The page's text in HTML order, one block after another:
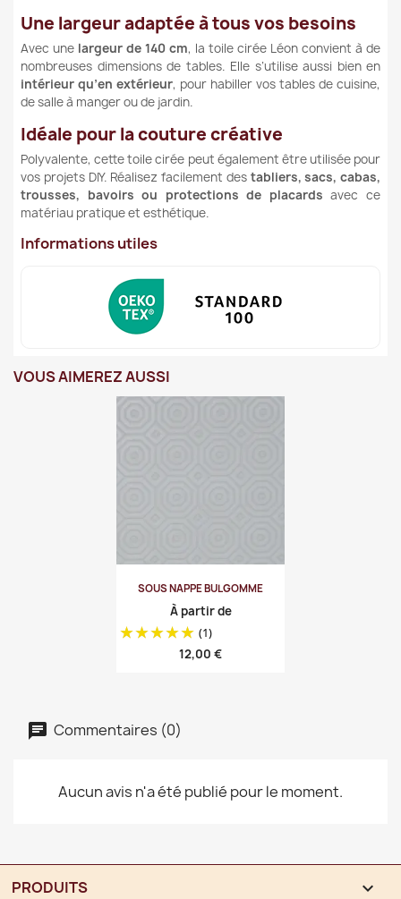
Une largeur adaptée à tous vos besoins
Avec une largeur de 140 cm, la toile cirée Léon convient à de
nombreuses dimensions de tables. Elle s’utilise aussi bien en
intérieur qu’en extérieur, pour habiller vos tables de cuisine,
de salle à manger ou de jardin.
Idéale pour la couture créative
Polyvalente, cette toile cirée peut également être utilisée pour
vos projets DIY. Réalisez facilement des tabliers, sacs, cabas,
trousses, bavoirs ou protections de placards avec ce
matériau pratique et esthétique.
Informations utiles
VOUS AIMEREZ AUSSI
SOUS NAPPE BULGOMME
À partir de
(1)
Prix
12,00 €
Commentaires (0)
Aucun avis n'a été publié pour le moment.
PRODUITS 